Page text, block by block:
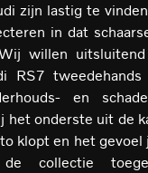
zijn lastig te
in dat
willen
RS7
en
het onderste uit de
klopt en het
collectie